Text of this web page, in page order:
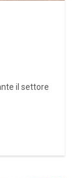
il settore